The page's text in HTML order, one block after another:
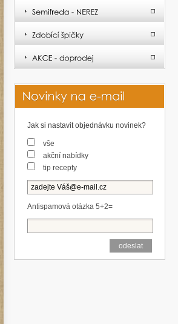
Jak si nastavit objednávku novinek?
vše
akční nabídky
tip recepty
Antispamová otázka 5+2=